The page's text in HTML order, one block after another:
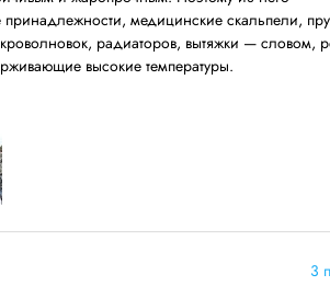
принадлежности, медицинские скальпели,
радиаторов, вытяжки — словом,
высокие температуры.
3